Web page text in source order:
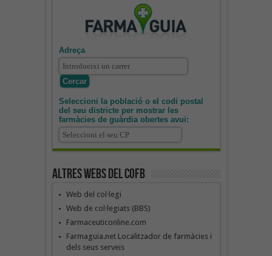
Adreça
Seleccioni la població o el codi postal
del seu districte per mostrar les
farmàcies de guàrdia obertes avui:
Altres webs del COFB
Web del col·legi
Web de col·legiats (BBS)
Farmaceuticonline.com
Farmaguia.net Localitzador de farmàcies i
dels seus serveis